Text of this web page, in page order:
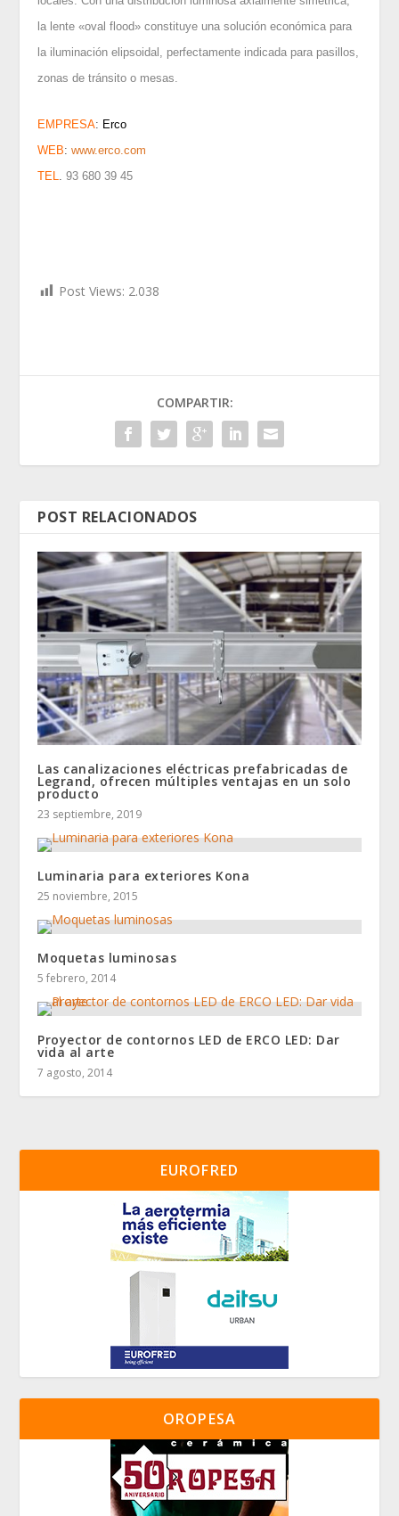
la lente «oval flood» constituye una solución económica para
la iluminación elipsoidal, perfectamente indicada para pasillos,
zonas de tránsito o mesas.
EMPRESA: Erco
WEB:www.erco.com
TEL
.93 680 39 45
Post Views: 2.038
COMPARTIR:
POST RELACIONADOS
Las canalizaciones eléctricas prefabricadas de
Legrand, ofrecen múltiples ventajas en un solo
producto
23 septiembre, 2019
Luminaria para exteriores Kona
25 noviembre, 2015
Moquetas luminosas
5 febrero, 2014
Proyector de contornos LED de ERCO LED: Dar
vida al arte
7 agosto, 2014
EUROFRED
OROPESA